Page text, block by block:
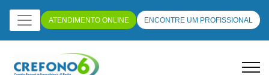
ATENDIMENTO ONLINE ENCONTRE UM PROFISSIONAL